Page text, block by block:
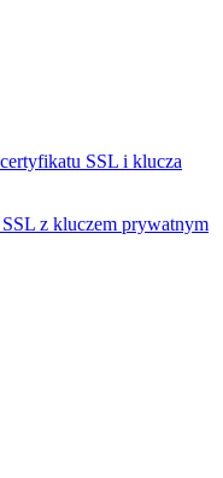
SSL i klucza
z kluczem prywatnym